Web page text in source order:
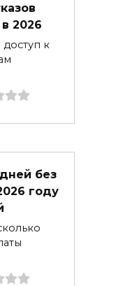
2026
к
без
году